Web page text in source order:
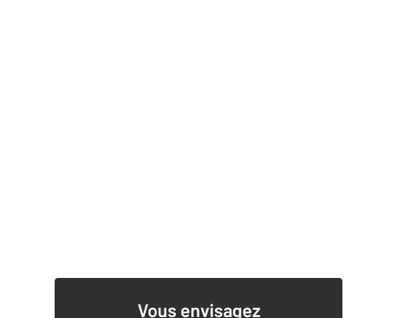
Vous envisagez